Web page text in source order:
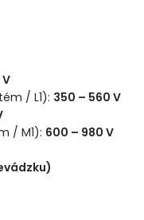
/ L1): 350 – 560 V
/ M1): 600 – 980 V